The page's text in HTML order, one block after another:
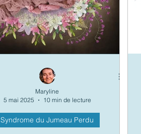
Syndrome du Jumeau Perdu
Maryline
5 mai 2025
10 min de lecture